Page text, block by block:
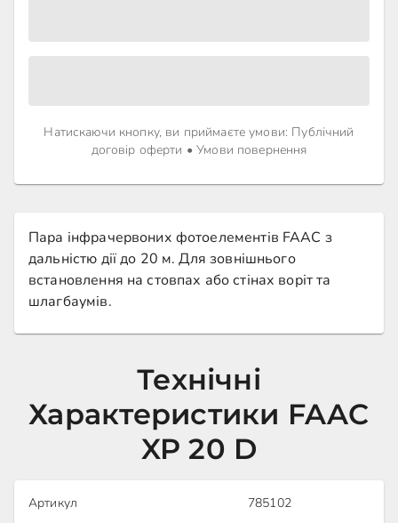
Натискаючи кнопку, ви приймаєте умови: Публічний
договір оферти •Умови повернення
Пара інфрачервоних фотоелементів FAAC з
дальністю дії до 20 м. Для зовнішнього
встановлення на стовпах або стінах воріт та
шлагбаумів.
Технічні
Характеристики FAAC
XP 20 D
Артикул 785102